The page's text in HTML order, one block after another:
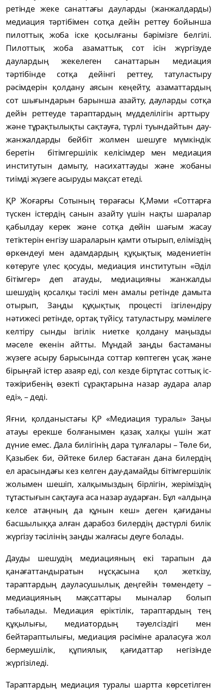
ретінде жеке санаттағы дауларды (жанжалдарды)
медиация тәртібімен сотқа дейін реттеу бойынша
пилоттық жоба іске қосылғаны бәрімізге белгілі.
Пилоттық жоба азаматтық сот ісін жүргізуде
даулардың жекелеген санаттарын медиация
тәртібінде сотқа дейінгі реттеу, татуластыру
рәсімдерін қолдану аясын кеңейту, азаматтардың
сот шығындарын барынша азайту, дауларды сотқа
дейін реттеуде тараптардың мүдделілігін арттыру
және тұрақтылықты сақтауға, түрлі туындайтын дау-
жанжалдарды бейбіт жолмен шешуге мүмкіндік
беретін бітімгершілік келісімдер мен медиация
институтын дамыту, насихаттауды және жобаны
тиімді жүзеге асыруды мақсат етеді.
ҚР Жоғарғы Сотының төрағасы Қ.Мәми «Соттарға
түскен істердің санын азайту үшін нақты шаралар
қабылдау керек және сотқа дейін шағым жасау
тетіктерін енгізу шараларын қамти отырып, еліміздің
өркендеуі мен адамдардың құқықтық мәдениетін
көтеруге үлес қосуды, медиация институтын «Әділ
бітімгер» деп атауды, медиацияны жанжалды
шешудің қосалқы тәсілі мен амалы ретінде дамыта
отырып, Заңды құқықтық процесті ізгілендіру
нәтижесі ретінде, ортақ түйісу, татуластыру, мәмілеге
келтіру сынды ізгілік ниетке қолдану маңызды
мәселе екенін айтты. Мұндай заңды бастаманы
жүзеге асыру барысында соттар көптеген ұсақ және
бірыңғай істер азаяр еді, сол кезде біртұтас соттық іс-
тәжірибенің өзекті сұрақтарына назар аудара алар
еді», – деді.
Яғни, қолданыстағы ҚР «Медиация туралы» Заңы
атауы ерекше болғанымен қазақ халқы үшін жат
дүние емес. Дала билігінің дара тұлғалары – Төле би,
Қазыбек би, Əйтеке билер бастаған дана билердің
ел арасындағы кез келген дау-дамайды бітімгершілік
жолымен шешіп, халқымыздың бірлігін, жеріміздің
тұтастығын сақтауға аса назар аударған. Бұл «алдыңа
келсе атаңның да құнын кеш» деген қағиданы
басшылыққа алған дарабоз билердің дəстүрлі билік
жүргізу тəсілінің заңды жалғасы деуге болады.
Дауды шешудің медиацияның екі тарапын да
қанағаттандыратын нұсқасына қол жеткізу,
тараптардың дауласушылық деңгейін төмендету –
медиацияның мақсаттары мыналар болып
табылады. Медиация еріктілік, тараптардың тең
құқылығы, медиатордың тәуелсіздігі мен
бейтараптылығы, медиация рәсіміне араласуға жол
бермеушілік, құпиялық қағидаттар негізінде
жүргізіледі.
Тараптардың медиация туралы шартта көрсетілген